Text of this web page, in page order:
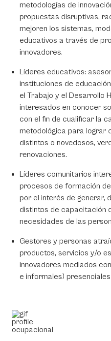
metodologías de
propuestas disruptivas,
mejoren los sistemas,
educativos a través de
innovadores.
Líderes educativos:
instituciones de
el Trabajo y el Desarrollo
interesados en conocer
con el fin de cualificar la
metodológica para lograr
distintos o novedosos,
renovaciones.
Líderes comunitarios
procesos de formación
por el interés de generar,
distintos de capacitación
necesidades de las
Gestores y personas
productos, servicios y/o
innovadores mediados
e informales)